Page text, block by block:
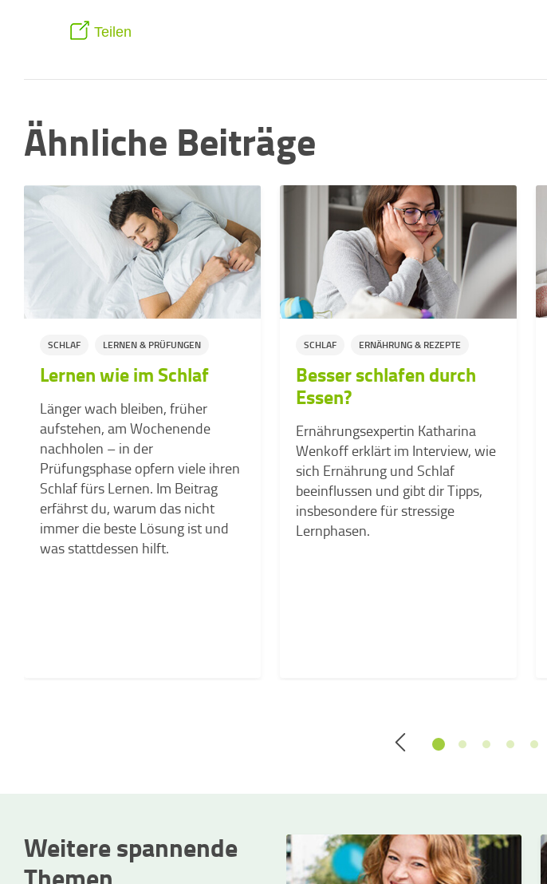
Teilen
Ähnliche Beiträge
SCHLAF LERNEN & PRÜFUNGEN
Lernen wie im Schlaf
Länger wach bleiben, früher
aufstehen, am Wochenende
nachholen – in der
Prüfungsphase opfern viele ihren
Schlaf fürs Lernen. Im Beitrag
erfährst du, warum das nicht
immer die beste Lösung ist und
was stattdessen hilft.
SCHLAF ERNÄHRUNG & REZEPTE
Besser schlafen durch
Essen?
Ernährungsexpertin Katharina
Wenkoff erklärt im Interview, wie
sich Ernährung und Schlaf
beeinflussen und gibt dir Tipps,
insbesondere für stressige
Lernphasen.
Weitere spannende